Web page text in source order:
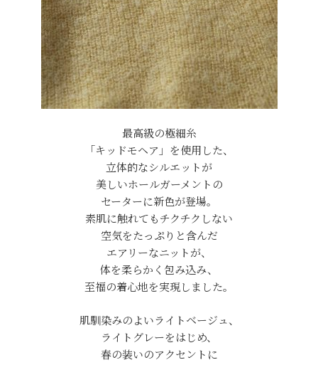
最高級の極細糸
「キッドモヘア」を使用した、
立体的なシルエットが
美しいホールガーメントの
セーターに新色が登場。
素肌に触れてもチクチクしない
空気をたっぷりと含んだ
エアリーなニットが、
体を柔らかく包み込み、
至福の着心地を実現しました。
肌馴染みのよいライトベージュ、
ライトグレーをはじめ、
春の装いのアクセントに